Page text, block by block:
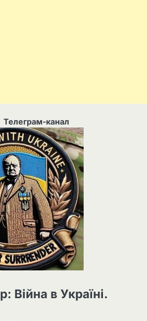
Телеграм-канал
Війна в Україні.